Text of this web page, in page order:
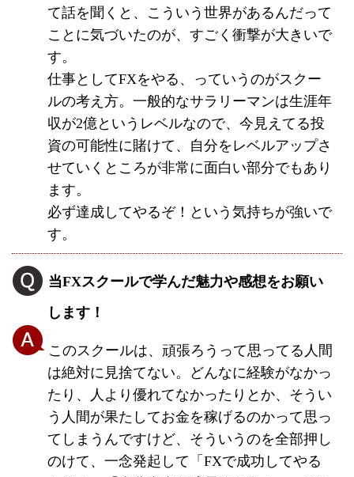
て話を聞くと、こういう世界があるんだって
ことに気づいたのが、すごく衝撃が大きいで
す。
仕事としてFXをやる、っていうのがスクー
ルの考え方。一般的なサラリーマンは生涯年
収が2億というレベルなので、今見えてる投
資の可能性に賭けて、自分をレベルアップさ
せていくところが非常に面白い部分でもあり
ます。
必ず達成してやるぞ！という気持ちが強いで
す。
当FXスクールで学んだ魅力や感想をお願い
します！
このスクールは、頑張ろうって思ってる人間
は絶対に見捨てない。どんなに経験がなかっ
たり、人より優れてなかったりとか、そうい
う人間が果たしてお金を稼げるのかって思っ
てしまうんですけど、そういうのを全部押し
のけて、一念発起して「FXで成功してやる